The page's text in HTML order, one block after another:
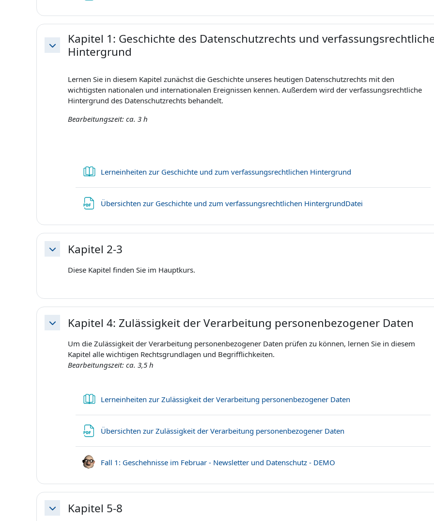
Einklappen
Kapitel 1: Geschichte des Datenschutzrechts und
Hintergrund
Lernen Sie in diesem Kapitel zunächst die Geschichte unseres heutigen Datenschutzrechts mit den
wichtigsten nationalen und internationalen Ereignissen kennen. Außerdem wird der verfassungsrechtliche
Hintergrund des Datenschutzrechts behandelt.
Bearbeitungszeit: ca. 3 h
Lerneinheiten zur Geschichte und zum verfassungsrechtlichen Hintergrund
Übersichten zur Geschichte und zum verfassungsrechtlichen HintergrundDatei
EinklappenKapitel 2-3
Diese Kapitel finden Sie im Hauptkurs.
EinklappenKapitel 4: Zulässigkeit der Verarbeitung personenbezogener Daten
Um die Zulässigkeit der Verarbeitung personenbezogener Daten prüfen zu können, lernen Sie in diesem
Kapitel alle wichtigen Rechtsgrundlagen und Begrifflichkeiten.
Bearbeitungszeit: ca. 3,5 h
Lerneinheiten zur Zulässigkeit der Verarbeitung personenbezogener Daten
Übersichten zur Zulässigkeit der Verarbeitung personenbezogener Daten
Fall 1: Geschehnisse im Februar - Newsletter und Datenschutz - DEMO
EinklappenKapitel 5-8